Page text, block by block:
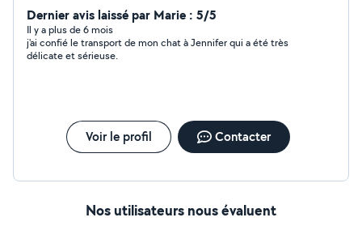
Dernier avis laissé par Marie : 5/5
Il y a plus de 6 mois
j'ai confié le transport de mon chat à Jennifer qui a été très
délicate et sérieuse.
Voir le profil Contacter
Nos utilisateurs nous évaluent